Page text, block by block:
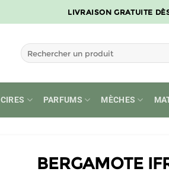
LIVRAISON GRATUITE
Recherche
pour :
CIRES PARFUMS MÈCHES
BERGAMOTE